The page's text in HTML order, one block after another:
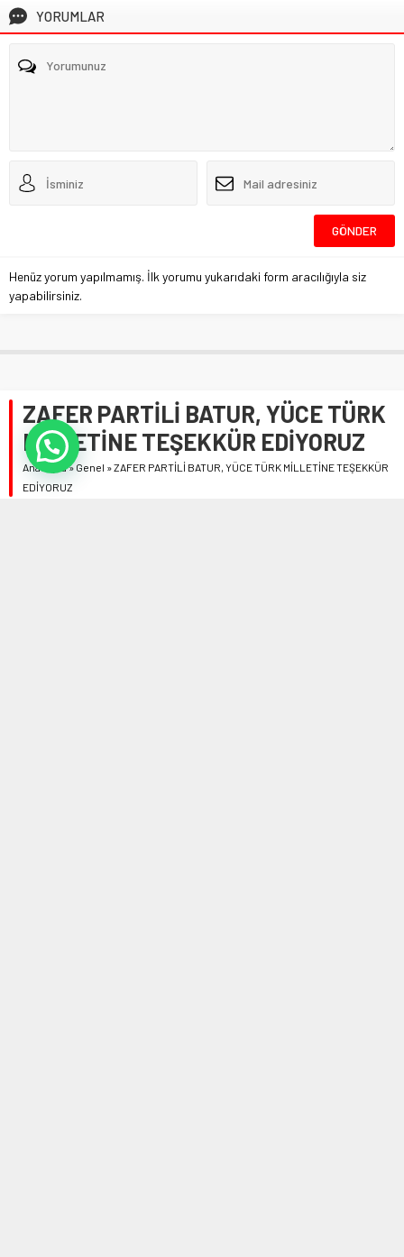
YORUMLAR
Henüz yorum yapılmamış. İlk yorumu yukarıdaki form aracılığıyla siz
yapabilirsiniz.
ZAFER PARTİLİ BATUR, YÜCE TÜRK
MİLLETİNE TEŞEKKÜR EDİYORUZ
Anasayfa» Genel »ZAFER PARTİLİ BATUR, YÜCE TÜRK MİLLETİNE TEŞEKKÜR
EDİYORUZ